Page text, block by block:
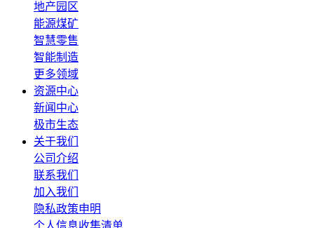
地产园区
能源煤矿
智慧零售
智能制造
更多领域
资源中心
新闻中心
极市生态
关于我们
公司介绍
联系我们
加入我们
隐私政策申明
个人信息收集清单